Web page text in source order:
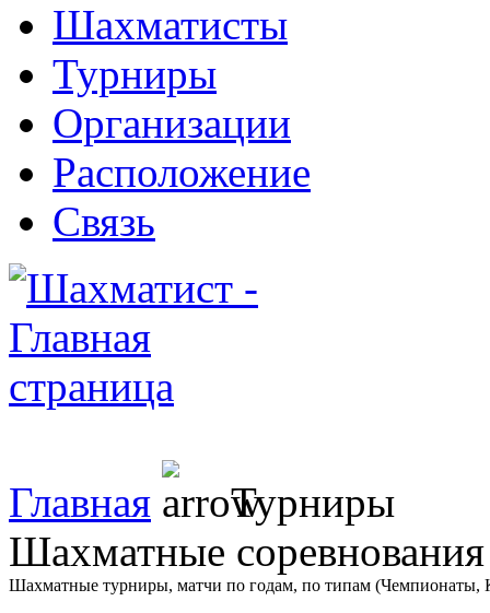
Шахматисты
Турниры
Организации
Расположение
Связь
Главная
Турниры
Шахматные соревнования
Шахматные турниры, матчи по годам, по типам (Чемпионаты,